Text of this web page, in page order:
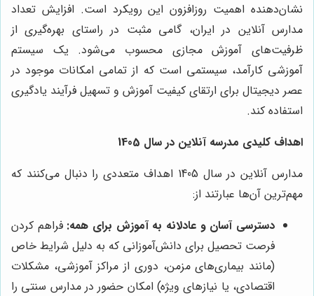
نشان‌دهنده اهمیت روزافزون این رویکرد است. افزایش تعداد
مدارس آنلاین در ایران، گامی مثبت در راستای بهره‌گیری از
ظرفیت‌های آموزش مجازی محسوب می‌شود. یک سیستم
آموزشی کارآمد، سیستمی است که از تمامی امکانات موجود در
عصر دیجیتال برای ارتقای کیفیت آموزش و تسهیل فرآیند یادگیری
استفاده کند.
اهداف کلیدی مدرسه آنلاین در سال 1405
مدارس آنلاین در سال 1405 اهداف متعددی را دنبال می‌کنند که
مهم‌ترین آن‌ها عبارتند از:
دسترسی آسان و عادلانه به آموزش برای همه: فراهم کردن
فرصت تحصیل برای دانش‌آموزانی که به دلیل شرایط خاص
(مانند بیماری‌های مزمن، دوری از مراکز آموزشی، مشکلات
اقتصادی، یا نیازهای ویژه) امکان حضور در مدارس سنتی را